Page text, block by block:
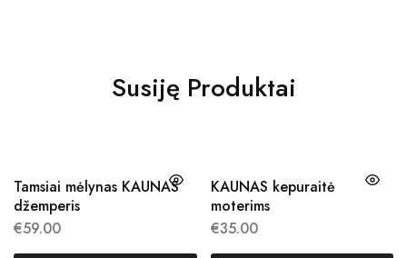
Susiję Produktai
Tamsiai mėlynas KAUNAS
džemperis
€59.00
KAUNAS kepuraitė
moterims
€35.00